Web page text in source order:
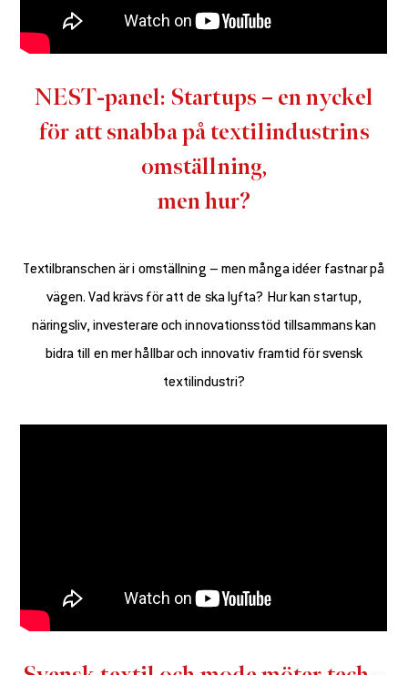
NEST-panel: Startups – en nyckel
för att snabba på textilindustrins
omställning,
men hur?
Textilbranschen är i omställning – men många idéer fastnar på
vägen. Vad krävs för att de ska lyfta? Hur kan startup,
näringsliv, investerare och innovationsstöd tillsammans kan
bidra till en mer hållbar och innovativ framtid för svensk
textilindustri?